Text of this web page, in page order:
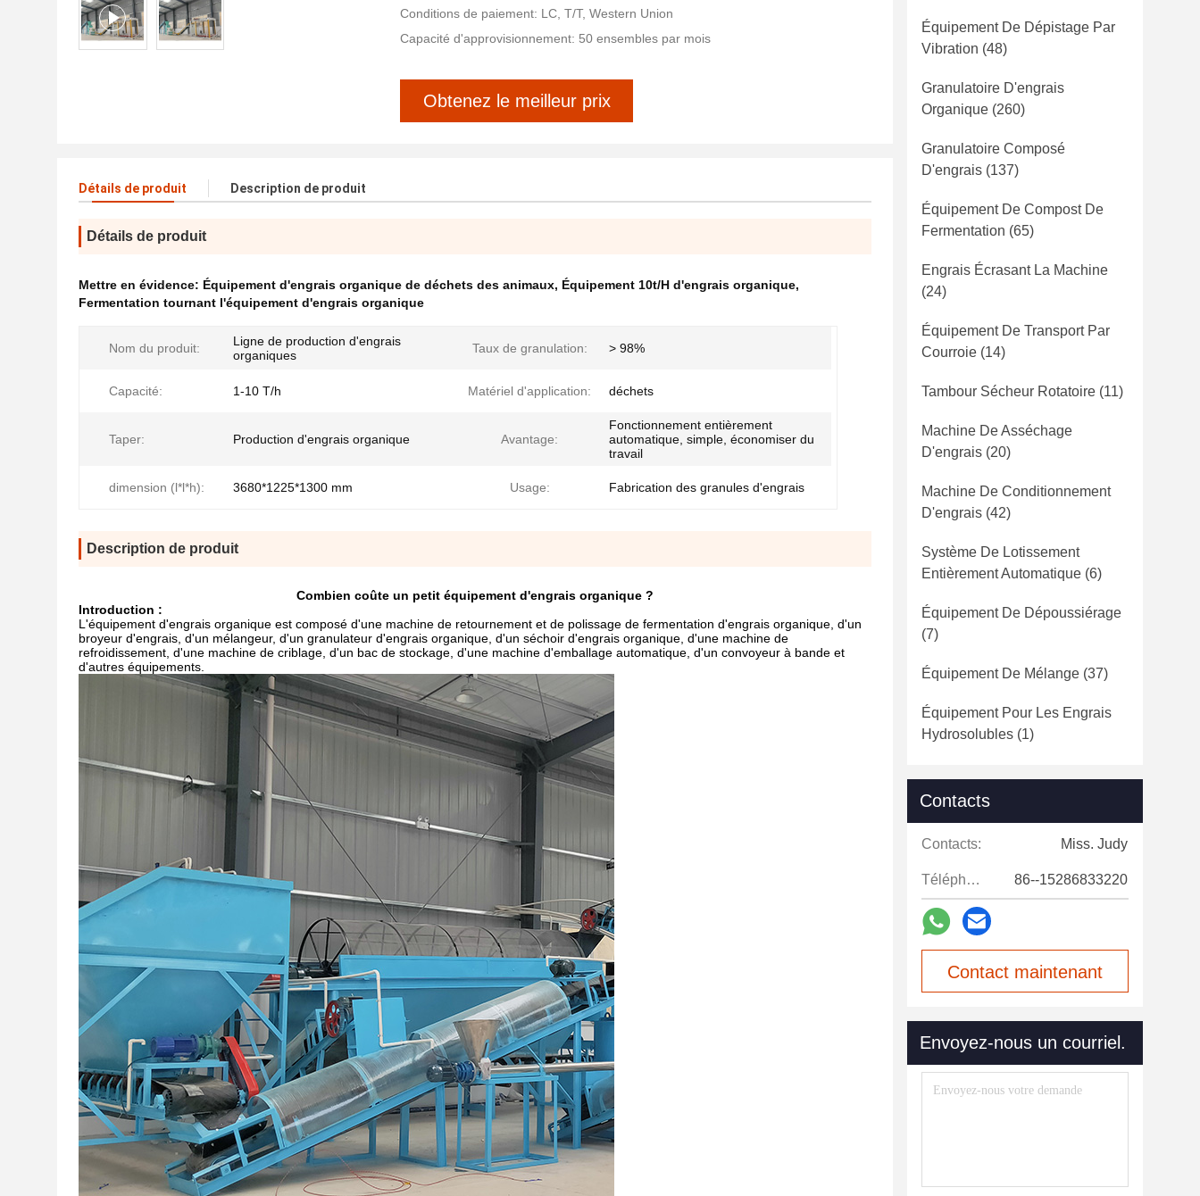
Conditions de paiement: LC, T/T, Western Union
Capacité d'approvisionnement: 50 ensembles par mois
Obtenez le meilleur prix
Détails de produit Description de produit
Détails de produit
Mettre en évidence: Équipement d'engrais organique de déchets des animaux, Équipement 10t/H d'engrais organique,
Fermentation tournant l'équipement d'engrais organique
Nom du produit:
Ligne de production d'engrais
organiques
Taux de granulation: > 98%
Capacité: 1-10 T/h Matériel d'application: déchets
Taper: Production d'engrais organique Avantage:
Fonctionnement entièrement
automatique, simple, économiser du
travail
dimension (l*l*h): 3680*1225*1300 mm Usage: Fabrication des granules d'engrais
Description de produit
Combien coûte un petit équipement d'engrais organique ?
Introduction :
L'équipement d'engrais organique est composé d'une machine de retournement et de polissage de fermentation d'engrais organique, d'un
broyeur d'engrais, d'un mélangeur, d'un granulateur d'engrais organique, d'un séchoir d'engrais organique, d'une machine de
refroidissement, d'une machine de criblage, d'un bac de stockage, d'une machine d'emballage automatique, d'un convoyeur à bande et
d'autres équipements.
Équipement De Dépistage Par
Vibration (48)
Granulatoire D'engrais
Organique (260)
Granulatoire Composé
D'engrais (137)
Équipement De Compost De
Fermentation (65)
Engrais Écrasant La Machine
(24)
Équipement De Transport Par
Courroie (14)
Tambour Sécheur Rotatoire (11)
Machine De Asséchage
D'engrais (20)
Machine De Conditionnement
D'engrais (42)
Système De Lotissement
Entièrement Automatique (6)
Équipement De Dépoussiérage
(7)
Équipement De Mélange (37)
Équipement Pour Les Engrais
Hydrosolubles (1)
Contacts
Contacts: Miss. Judy
Téléphone: 86--15286833220
Contact maintenant
Envoyez-nous un courriel.